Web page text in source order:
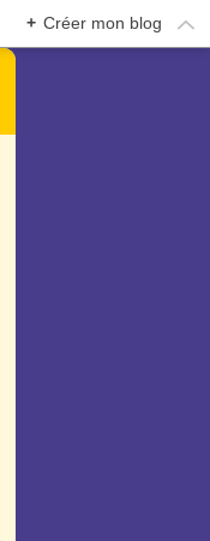
+ Créer mon blog